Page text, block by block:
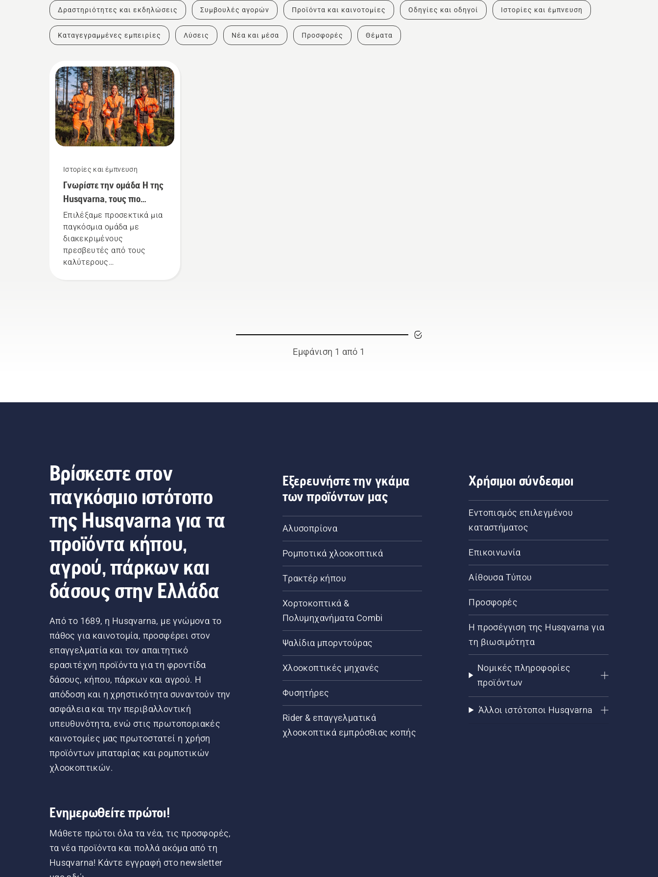
Δραστηριότητες και εκδηλώσεις Συμβουλές αγορών Προϊόντα και καινοτομίες Οδηγίες και οδηγοί Ιστορίες και έμπνευση
Καταγεγραμμένες εμπειρίες Λύσεις Νέα και μέσα Προσφορές Θέματα
Ιστορίες και έμπνευση
Γνωρίστε την ομάδα Η της
Husqvarna, τους πιο
απαιτητικούς χρήστες μας
Επιλέξαμε προσεκτικά μια
παγκόσμια ομάδα με
διακεκριμένους
πρεσβευτές από τους
καλύτερους
Εμφάνιση 1 από 1
Βρίσκεστε στον
παγκόσμιο ιστότοπο
της Husqvarna για τα
προϊόντα κήπου,
αγρού, πάρκων και
δάσους στην Ελλάδα
Από το 1689, η Husqvarna, με γνώμονα το
πάθος για καινοτομία, προσφέρει στον
επαγγελματία και τον απαιτητικό
ερασιτέχνη προϊόντα για τη φροντίδα
δάσους, κήπου, πάρκων και αγρού. Η
απόδοση και η χρηστικότητα συναντούν την
ασφάλεια και την περιβαλλοντική
υπευθυνότητα, ενώ στις πρωτοποριακές
καινοτομίες μας πρωτοστατεί η χρήση
προϊόντων μπαταρίας και ρομποτικών
χλοοκοπτικών.
Ενημερωθείτε πρώτοι!
Μάθετε πρώτοι όλα τα νέα, τις προσφορές,
τα νέα προϊόντα και πολλά ακόμα από τη
Husqvarna! Κάντε εγγραφή στο newsletter
Εξερευνήστε την γκάμα
των προϊόντων μας
Αλυσοπρίονα
Ρομποτικά χλοοκοπτικά
Τρακτέρ κήπου
Χορτοκοπτικά &
Πολυμηχανήματα Combi
Ψαλίδια μπορντούρας
Χλοοκοπτικές μηχανές
Φυσητήρες
Rider & επαγγελματικά
χλοοκοπτικά εμπρόσθιας κοπής
Χρήσιμοι σύνδεσμοι
Εντοπισμός επιλεγμένου
καταστήματος
Επικοινωνία
Αίθουσα Τύπου
Προσφορές
Η προσέγγιση της Husqvarna για
τη βιωσιμότητα
Νομικές πληροφορίες
προϊόντων
Άλλοι ιστότοποι Husqvarna